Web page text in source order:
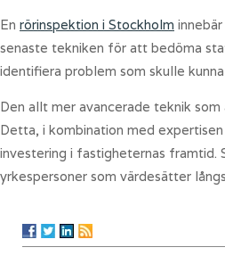
En rörinspektion i Stockholm
senaste tekniken för att bedöma
identifiera problem som skulle
Den allt mer avancerade teknik
Detta, i kombination med
investering i fastigheternas
yrkespersoner som värdesätter